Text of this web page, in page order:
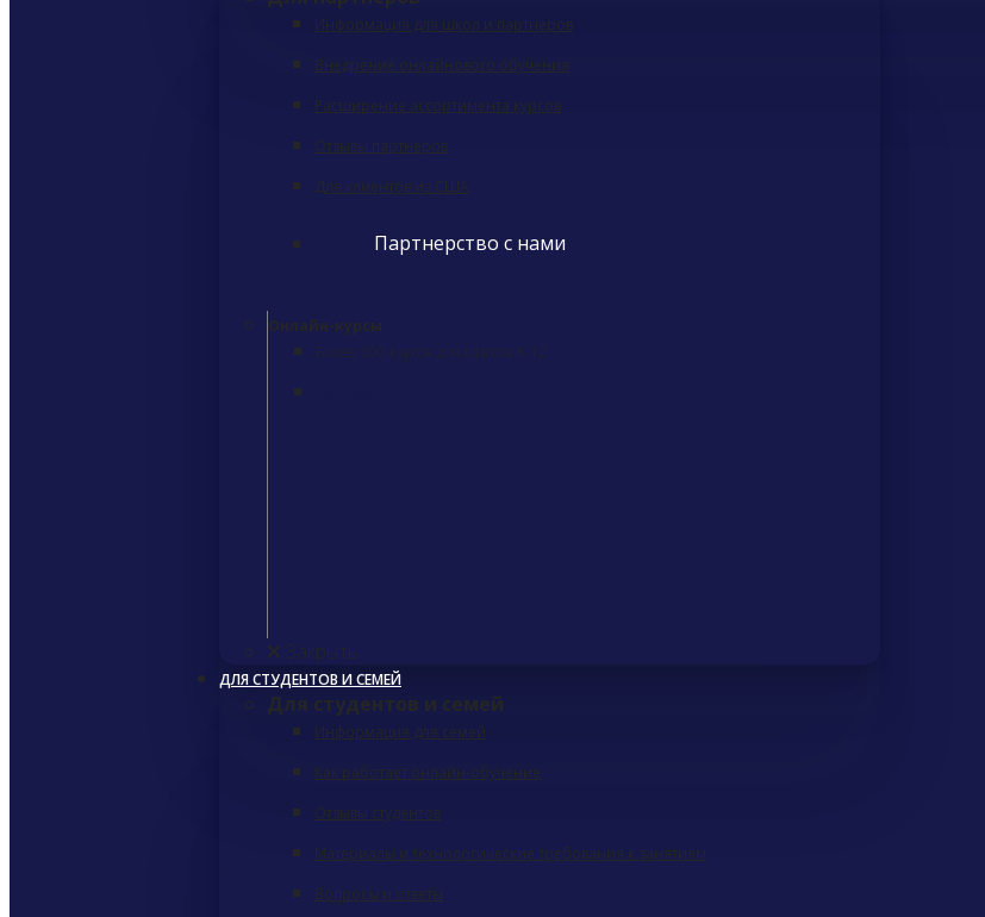
Информация для школ и партнеров
Внедрение онлайнового обучения
Расширение ассортимента курсов
Отзывы партнеров
Для клиентов из США
Партнерство с нами
Онлайн-курсы
Более 300 курсов для классов K-12
Закрыть
ДЛЯ СТУДЕНТОВ И СЕМЕЙ
Для студентов и семей
Информация для семей
Как работает онлайн-обучение
Отзывы студентов
Материалы и технологические требования к занятиям
Вопросы и ответы